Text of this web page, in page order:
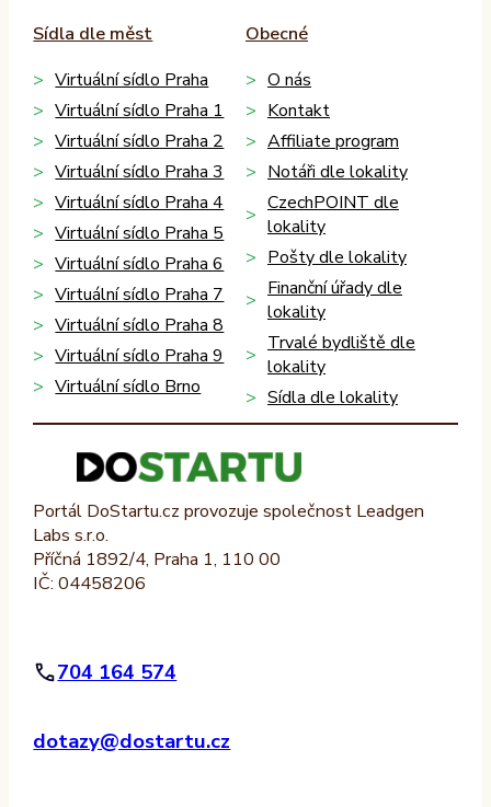
Sídla dle měst
Virtuální sídlo Praha
Virtuální sídlo Praha 1
Virtuální sídlo Praha 2
Virtuální sídlo Praha 3
Virtuální sídlo Praha 4
Virtuální sídlo Praha 5
Virtuální sídlo Praha 6
Virtuální sídlo Praha 7
Virtuální sídlo Praha 8
Virtuální sídlo Praha 9
Virtuální sídlo Brno
Obecné
O nás
Kontakt
Affiliate program
Notáři dle lokality
CzechPOINT dle
lokality
Pošty dle lokality
Finanční úřady dle
lokality
Trvalé bydliště dle
lokality
Sídla dle lokality
Portál DoStartu.cz provozuje společnost Leadgen
Labs s.r.o.
Příčná 1892/4, Praha 1, 110 00
IČ: 04458206
704 164 574
dotazy@dostartu.cz